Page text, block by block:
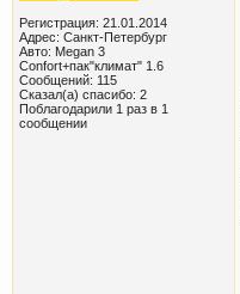
Регистрация: 21.01.2014
Адрес: Санкт-Петербург
Авто: Megan 3
Confort+пак"климат" 1.6
Сообщений: 115
Сказал(а) спасибо: 2
Поблагодарили 1 раз в 1
сообщении